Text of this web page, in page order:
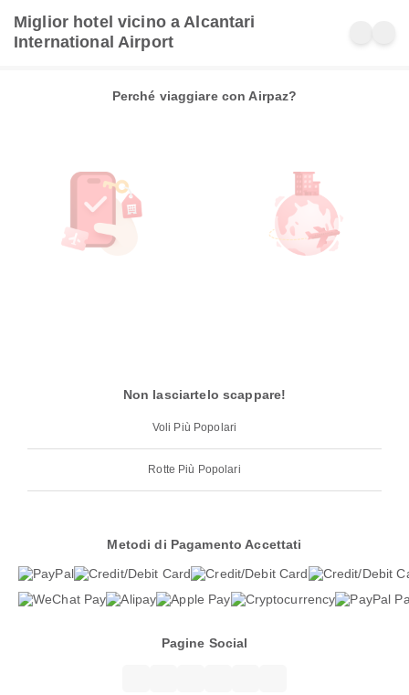
Miglior hotel vicino a Alcantari
International Airport
Perché viaggiare con Airpaz?
Non lasciartelo scappare!
Voli Più Popolari
Rotte Più Popolari
Metodi di Pagamento Accettati
Pagine Social